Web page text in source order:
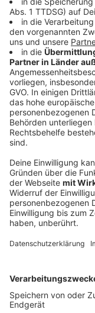
Anschließend
Steak:
Steak in
Mit Salz und
das Fleisch
In der Grill-
Stufe
nicht
Sandwich:
Toastbrot
geschmorte
verteilen.
Mit
Zum Schluss:
Klassisch